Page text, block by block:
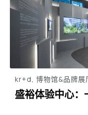
kr+d, 博物馆&品牌展
盛裕体验中心：